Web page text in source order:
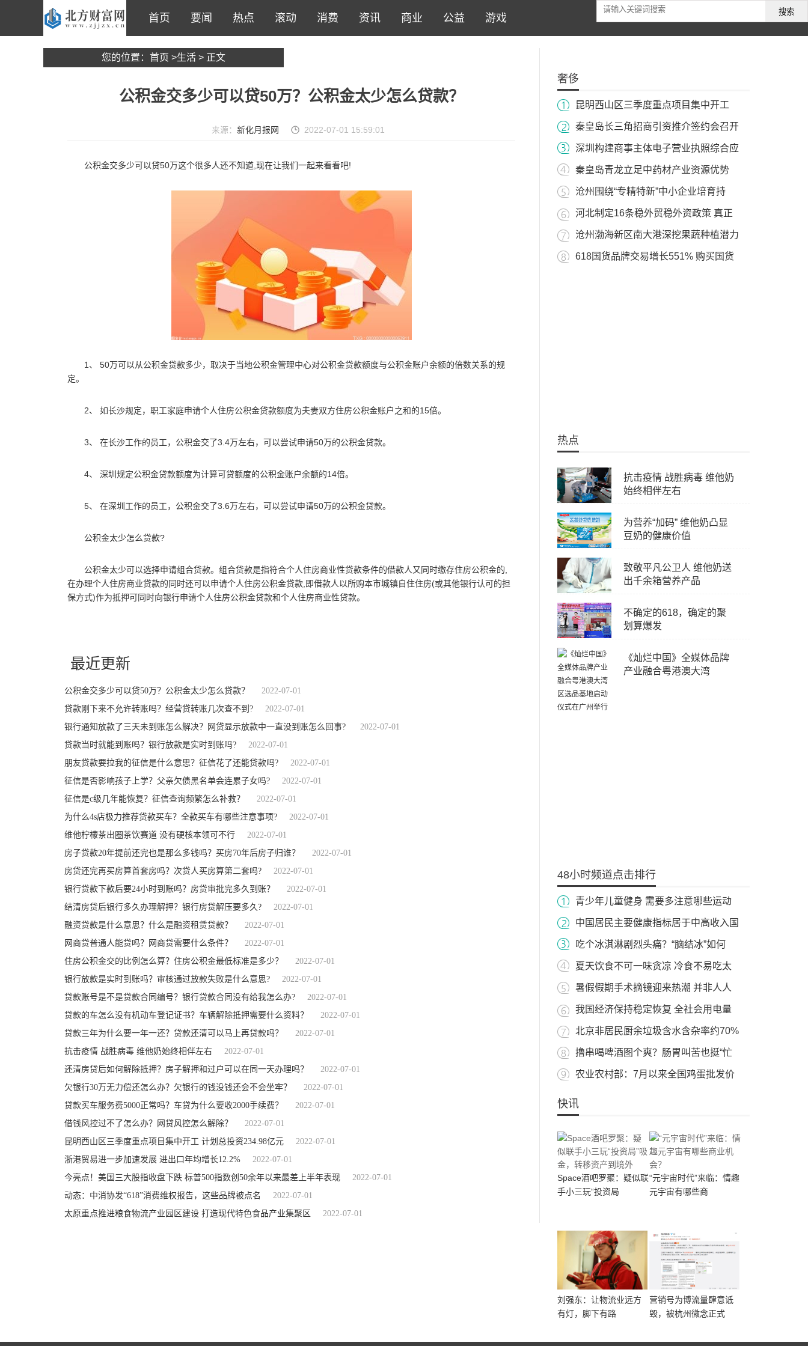
首页 要闻 热点 滚动 消费 资讯 商业 公益 游戏
搜索
您的位置： 首页 >生活 > 正文
公积金交多少可以贷50万？公积金太少怎么贷款？
来源： 新化月报网 2022-07-01 15:59:01
公积金交多少可以贷50万这个很多人还不知道,现在让我们一起来看看吧!
1、 50万可以从公积金贷款多少，取决于当地公积金管理中心对公积金贷款额度与公积金账户余额的倍数关系的规
定。
2、 如长沙规定，职工家庭申请个人住房公积金贷款额度为夫妻双方住房公积金账户之和的15倍。
3、 在长沙工作的员工，公积金交了3.4万左右，可以尝试申请50万的公积金贷款。
4、 深圳规定公积金贷款额度为计算可贷额度的公积金账户余额的14倍。
5、 在深圳工作的员工，公积金交了3.6万左右，可以尝试申请50万的公积金贷款。
公积金太少怎么贷款?
公积金太少可以选择申请组合贷款。组合贷款是指符合个人住房商业性贷款条件的借款人又同时缴存住房公积金的,
在办理个人住房商业贷款的同时还可以申请个人住房公积金贷款,即借款人以所购本市城镇自住住房(或其他银行认可的担
保方式)作为抵押可同时向银行申请个人住房公积金贷款和个人住房商业性贷款。
最近更新
公积金交多少可以贷50万？公积金太少怎么贷款？
2022-07-01
贷款刚下来不允许转账吗？经营贷转账几次查不到?
2022-07-01
银行通知放款了三天未到账怎么解决？网贷显示放款中一直没到账怎么回事?
2022-07-01
贷款当时就能到账吗？银行放款是实时到账吗?
2022-07-01
朋友贷款要拉我的征信是什么意思？征信花了还能贷款吗?
2022-07-01
征信是否影响孩子上学？父亲欠债黑名单会连累子女吗?
2022-07-01
征信是c级几年能恢复？征信查询频繁怎么补救？
2022-07-01
为什么4s店极力推荐贷款买车？全款买车有哪些注意事项?
2022-07-01
维他柠檬茶出圈茶饮赛道 没有硬核本领可不行
2022-07-01
房子贷款20年提前还完也是那么多钱吗？买房70年后房子归谁？
2022-07-01
房贷还完再买房算首套房吗？次贷人买房算第二套吗?
2022-07-01
银行贷款下款后要24小时到账吗？房贷审批完多久到账？
2022-07-01
结清房贷后银行多久办理解押？银行房贷解压要多久?
2022-07-01
融资贷款是什么意思？什么是融资租赁贷款？
2022-07-01
网商贷普通人能贷吗？网商贷需要什么条件？
2022-07-01
住房公积金交的比例怎么算？住房公积金最低标准是多少？
2022-07-01
银行放款是实时到账吗？审核通过放款失败是什么意思?
2022-07-01
贷款账号是不是贷款合同编号？银行贷款合同没有给我怎么办?
2022-07-01
贷款的车怎么没有机动车登记证书？车辆解除抵押需要什么资料？
2022-07-01
贷款三年为什么要一年一还？贷款还清可以马上再贷款吗？
2022-07-01
抗击疫情 战胜病毒 维他奶始终相伴左右
2022-07-01
还清房贷后如何解除抵押？房子解押和过户可以在同一天办理吗？
2022-07-01
欠银行30万无力偿还怎么办？欠银行的钱没钱还会不会坐牢？
2022-07-01
贷款买车服务费5000正常吗？车贷为什么要收2000手续费？
2022-07-01
借钱风控过不了怎么办？网贷风控怎么解除？
2022-07-01
昆明西山区三季度重点项目集中开工 计划总投资234.98亿元
2022-07-01
浙港贸易进一步加速发展 进出口年均增长12.2%
2022-07-01
今亮点！美国三大股指收盘下跌 标普500指数创50余年以来最差上半年表现
2022-07-01
动态：中消协发“618”消费维权报告，这些品牌被点名
2022-07-01
太原重点推进粮食物流产业园区建设 打造现代特色食品产业集聚区
2022-07-01
奢侈
昆明西山区三季度重点项目集中开工
秦皇岛长三角招商引资推介签约会召开
深圳构建商事主体电子营业执照综合应
秦皇岛青龙立足中药材产业资源优势
沧州围绕“专精特新”中小企业培育持
河北制定16条稳外贸稳外资政策 真正
沧州渤海新区南大港深挖果蔬种植潜力
618国货品牌交易增长551% 购买国货
热点
抗击疫情 战胜病毒 维他奶
始终相伴左右
为营养“加码” 维他奶凸显
豆奶的健康价值
致敬平凡公卫人 维他奶送
出千余箱营养产品
不确定的618，确定的聚
划算爆发
《灿烂中国》全媒体品牌
产业融合粤港澳大湾
48小时频道点击排行
青少年儿童健身 需要多注意哪些运动
中国居民主要健康指标居于中高收入国
吃个冰淇淋剧烈头痛？“脑结冰”如何
夏天饮食不可一味贪凉 冷食不易吃太
暑假假期手术摘镜迎来热潮 并非人人
我国经济保持稳定恢复 全社会用电量
北京非居民厨余垃圾含水含杂率约70%
撸串喝啤酒图个爽？肠胃叫苦也挺“忙
农业农村部：7月以来全国鸡蛋批发价
快讯
Space酒吧罗聚：疑似联
手小三玩“投资局
“元宇宙时代”来临：情趣
元宇宙有哪些商
刘强东：让物流业远方
有灯，脚下有路
营销号为博流量肆意诋
毁，被杭州微念正式